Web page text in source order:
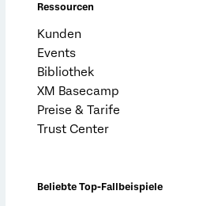
Ressourcen
Kunden
Events
Bibliothek
XM Basecamp
Preise & Tarife
Trust Center
Beliebte Top-Fallbeispiele